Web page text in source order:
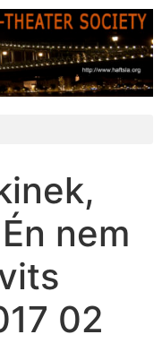
nem
02